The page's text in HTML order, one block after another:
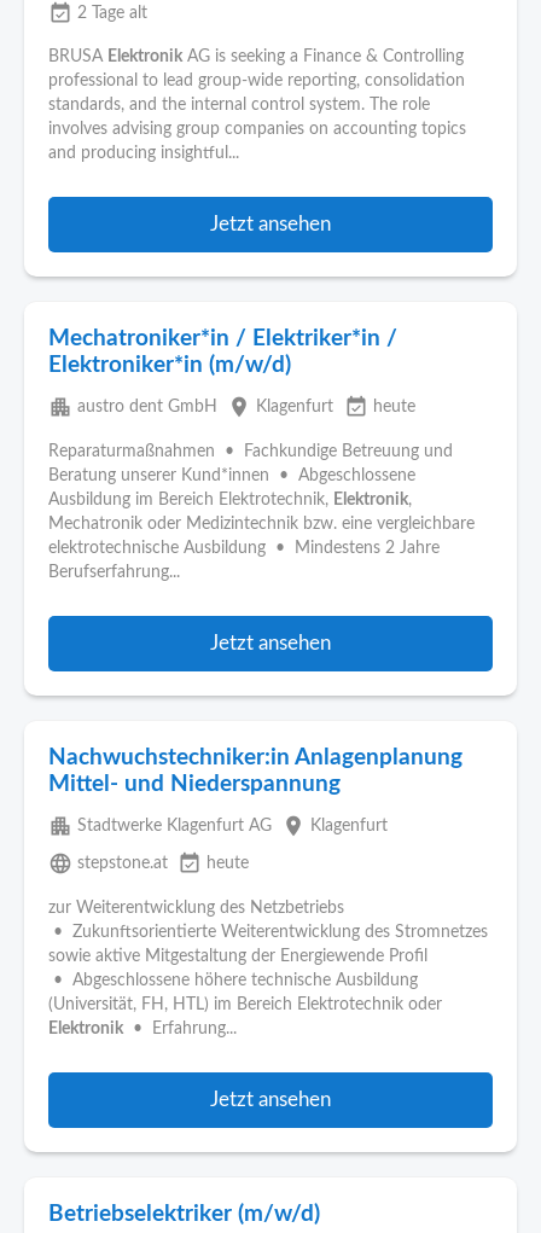
event_available 2 Tage alt
BRUSA Elektronik AG is seeking a Finance & Controlling
professional to lead group-wide reporting, consolidation
standards, and the internal control system. The role
involves advising group companies on accounting topics
and producing insightful...
Jetzt ansehen
Mechatroniker*in / Elektriker*in /
Elektroniker*in (m/w/d)
apartment austro dent GmbH place Klagenfurt event_available heute
Reparaturmaßnahmen • Fachkundige Betreuung und
Beratung unserer Kund*innen • Abgeschlossene
Ausbildung im Bereich Elektrotechnik, Elektronik,
Mechatronik oder Medizintechnik bzw. eine vergleichbare
elektrotechnische Ausbildung • Mindestens 2 Jahre
Berufserfahrung...
Jetzt ansehen
Nachwuchstechniker:in Anlagenplanung
Mittel- und Niederspannung
apartment Stadtwerke Klagenfurt AG place Klagenfurt
language stepstone.at event_available heute
zur Weiterentwicklung des Netzbetriebs
• Zukunftsorientierte Weiterentwicklung des Stromnetzes
sowie aktive Mitgestaltung der Energiewende Profil
• Abgeschlossene höhere technische Ausbildung
(Universität, FH, HTL) im Bereich Elektrotechnik oder
Elektronik • Erfahrung...
Jetzt ansehen
Betriebselektriker (m/w/d)